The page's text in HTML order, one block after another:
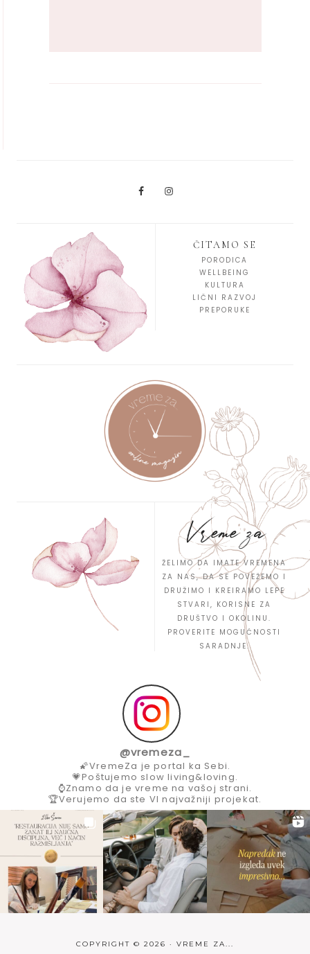
ČITAMO SE
PORODICA
WELLBEING
KULTURA
LIČNI RAZVOJ
PREPORUKE
Vreme za
ŽELIMO DA IMATE VREMENA
ZA NAS, DA SE POVEŽEMO I
DRUŽIMO I KREIRAMO LEPE
STVARI, KORISNE ZA
DRUŠTVO I OKOLINU.
PROVERITE MOGUĆNOSTI
SARADNJE.
@vremeza_
🌠VremeZa je portal ka Sebi.
💗Poštujemo slow living&loving.
⌚Znamo da je vreme na vašoj strani.
🏆Verujemo da ste VI najvažniji projekat.
COPYRIGHT © 2026 · VREME ZA...